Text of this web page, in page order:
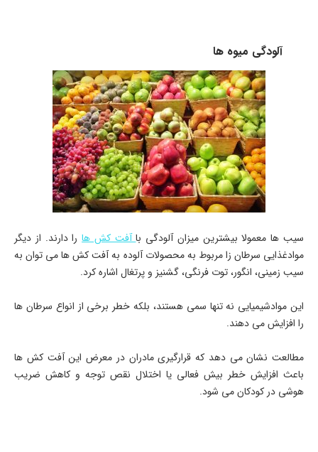
آلودگی میوه ها
سیب ها معمولا بیشترین میزان آلودگی باآفت کش هارا دارند. از دیگر
موادغذایی سرطان زا مربوط به محصولات آلوده به آفت کش ها می توان به
سیب زمینی، انگور، توت فرنگی، گشنیز و پرتغال اشاره کرد.
این موادشیمیایی نه تنها سمی هستند، بلکه خطر برخی از انواع سرطان ها
را افزایش می دهند.
مطالعت نشان می دهد که قرارگیری مادران در معرض این آفت کش ها
باعث افزایش خطر بیش فعالی یا اختلال نقص توجه و کاهش ضریب
هوشی در کودکان می شود.